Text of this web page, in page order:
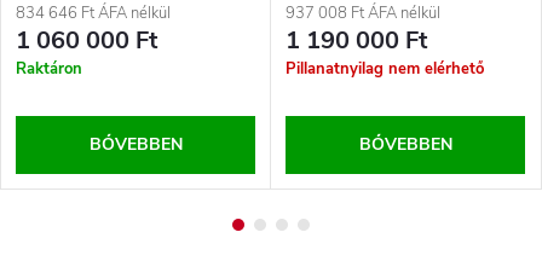
834 646 Ft ÁFA nélkül
1 060 000 Ft
Raktáron
BŐVEBBEN
937 008 Ft ÁFA nélkül
1 190 000 Ft
Pillanatnyilag nem elérhető
BŐVEBBEN